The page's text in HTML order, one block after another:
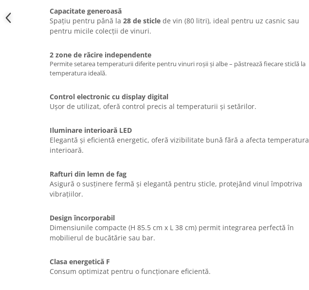
Capacitate generoasă
Spațiu pentru până la 28 de sticle de vin (80 litri), ideal pentru uz casnic sau
pentru micile colecții de vinuri.
2 zone de răcire independente
Permite setarea temperaturii diferite pentru vinuri roșii și albe – păstrează fiecare sticlă la
temperatura ideală.
Control electronic cu display digital
Ușor de utilizat, oferă control precis al temperaturii și setărilor.
Iluminare interioară LED
Elegantă și eficientă energetic, oferă vizibilitate bună fără a afecta temperatura
interioară.
Rafturi din lemn de fag
Asigură o susținere fermă și elegantă pentru sticle, protejând vinul împotriva
vibrațiilor.
Design încorporabil
Dimensiunile compacte (H 85.5 cm x L 38 cm) permit integrarea perfectă în
mobilierul de bucătărie sau bar.
Clasa energetică F
Consum optimizat pentru o funcționare eficientă.